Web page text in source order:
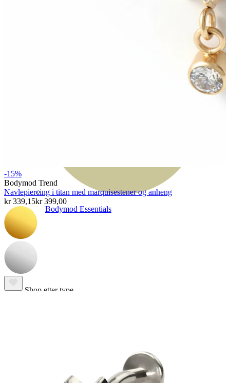
Bodymod Essentials
Shop etter type
-15%
Bodymod Trend
Navlepiercing i titan med marquisestener og anheng
kr 339,15kr 399,00